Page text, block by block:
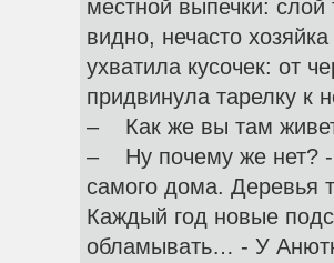
местной выпечки:
видно, нечасто
ухватила кусочек: от
придвинула тарелку к
– Как же вы там
– Ну почему же нет? -
самого дома. Деревья
Каждый год новые
обламывать… - У